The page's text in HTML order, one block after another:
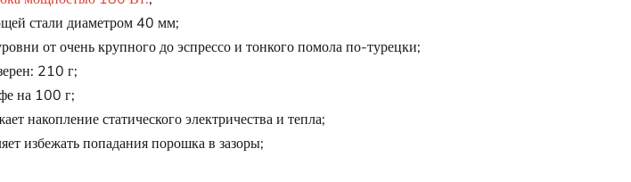
стали диаметром 40 мм;
от очень крупного до эспрессо и тонкого помола по-турецки;
210 г;
на 100 г;
накопление статического электричества и тепла;
избежать попадания порошка в зазоры;